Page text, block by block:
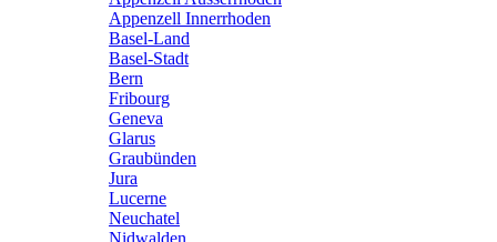
Appenzell Innerrhoden
Basel-Land
Basel-Stadt
Bern
Fribourg
Geneva
Glarus
Graubünden
Jura
Lucerne
Neuchatel